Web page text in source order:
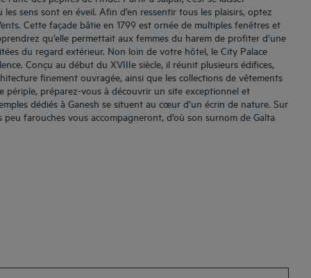
sens sont en éveil. Afin d’en ressentir tous les plaisirs, optez
Cette façade bâtie en 1799 est ornée de multiples fenêtres et
qu’elle permettait aux femmes du harem de profiter d’une
du regard extérieur. Non loin de votre hôtel, le City Palace
Conçu au début du XVIIIe siècle, il réunit plusieurs édifices,
finement ouvragée, ainsi que les collections de vêtements
périple, préparez-vous à découvrir un site exceptionnel et
dédiés à Ganesh se situent au cœur d’un écrin de nature. Sur
farouches vous accompagneront, d’où son surnom de Galta